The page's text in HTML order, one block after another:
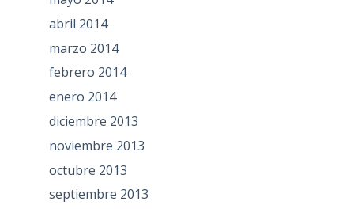
abril 2014
marzo 2014
febrero 2014
enero 2014
diciembre 2013
noviembre 2013
octubre 2013
septiembre 2013